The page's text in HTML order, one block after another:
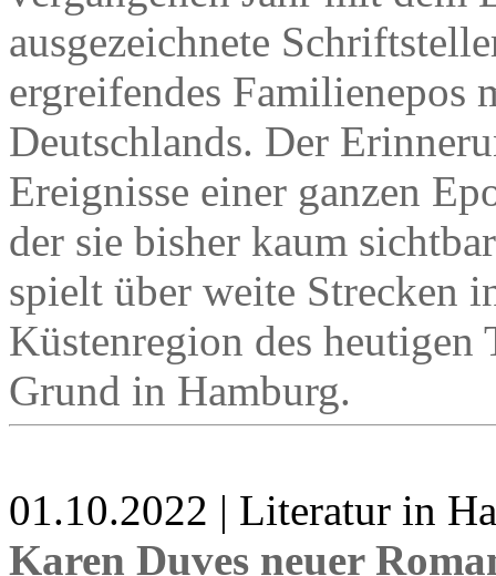
ausgezeichnete
ergreifendes Familienepos
Deutschlands. Der
Ereignisse einer ganzen
der sie bisher kaum
spielt über weite Strecken
Küstenregion des heutigen
Grund in Hamburg.
01.10.2022 | Literatur in
Karen Duves neuer